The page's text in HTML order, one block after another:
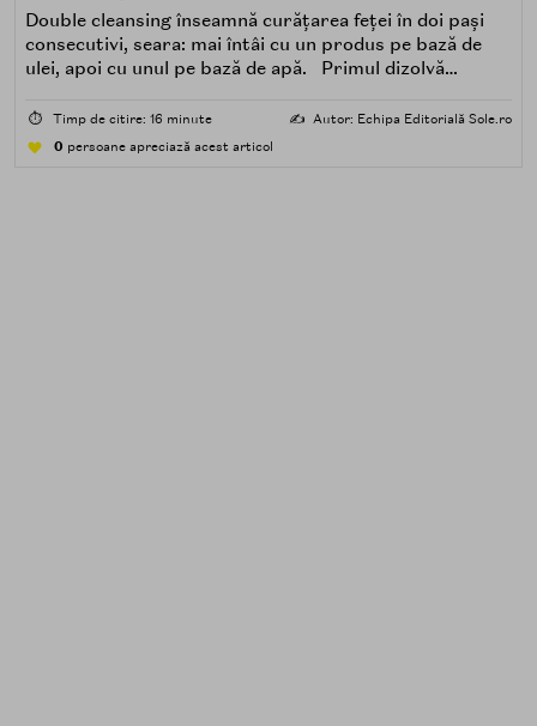
Double cleansing înseamnă curățarea feței în doi pași
consecutivi, seara: mai întâi cu un produs pe bază de
ulei, apoi cu unul pe bază de apă. Primul dizolvă
poluare. Al doilea îndepărtează impuritățile solubile în
⏱️ Timp de citire: 16 minute ✍️ Autor: Echipa Editorială Sole.ro
0 persoane apreciază acest articol